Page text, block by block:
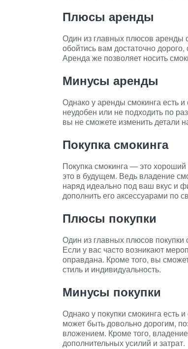
Плюсы аренды
Один из главных плюсов аренды
обойтись вам достаточно
Аренда же позволяет носить
Минусы аренды
Однако у аренды смокинга есть
неудобен или не подходить по
вы не сможете изменить детали
Покупка смокинга
Покупка смокинга — это хороший
это в будущем. Ведь владение
наряд идеально под ваш вкус и
дополнить его аксессуарами по
Плюсы покупки
Один из главных плюсов
Если у вас часто возникают
оправдана. Кроме того, вы
стиль и индивидуальность.
Минусы покупки
Однако у покупки смокинга есть
может быть довольно дорогим,
вложением. Кроме того,
дополнительных усилий и затрат.